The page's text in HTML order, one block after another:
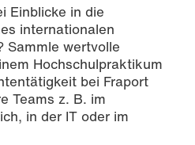
Einblicke in die
internationalen
Sammle wertvolle
Hochschulpraktikum
bei Fraport
Teams z. B. im
in der IT oder im